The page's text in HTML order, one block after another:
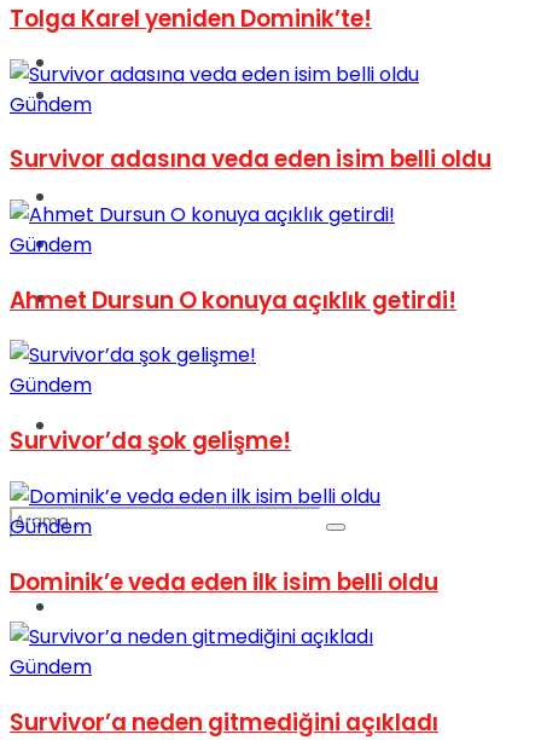
TV
Kadınca
Dünya
Tatil
Podcast
No Result
View All Result
Tolga Karel yeniden Dominik’te!
Gündem
Survivor adasına veda eden isim belli oldu
Gündem
Ahmet Dursun O konuya açıklık getirdi!
Gündem
Survivor’da şok gelişme!
Gündem
Dominik’e veda eden ilk isim belli oldu
Gündem
Survivor’a neden gitmediğini açıkladı